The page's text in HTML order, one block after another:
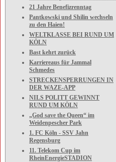
21 Jahre Benefizrenntag
Pantkowski und Shilin wechseln
zu den Haien!
WELTKLASSE BEI RUND UM
KÖLN
Bast kehrt zurück
Karriereaus für Jammal
Schmedes
STRECKENSPERRUNGEN IN
DER WAZE-APP
NILS POLITT GEWINNT
RUND UM KÖLN
„God save the Queen“ im
Weidenpescher Park
1. FC Köln - SSV Jahn
Regensburg
11. Telekom Cup im
RheinEnergieSTADION